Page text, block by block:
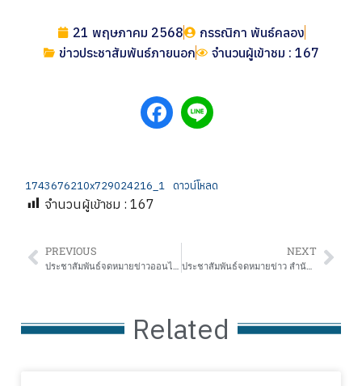
21 พฤษภาคม 2568
กรรณิกา พันธ์คลอง
ข่าวประชาสัมพันธ์ภายนอก
จำนวนผู้เข้าชม : 167
1743676210x729024216_1 ดาวน์โหลด
จำนวนผู้เข้าชม : 167
PREVIOUS NEXT
ประชาสัมพันธ์จดหมายข่าว สำนักงานเขตพื้นที่การศึกษาประถมศึกษาหนองบัวลำภู เขต 2 ประจำเดือน มีนาคม 2568
Related